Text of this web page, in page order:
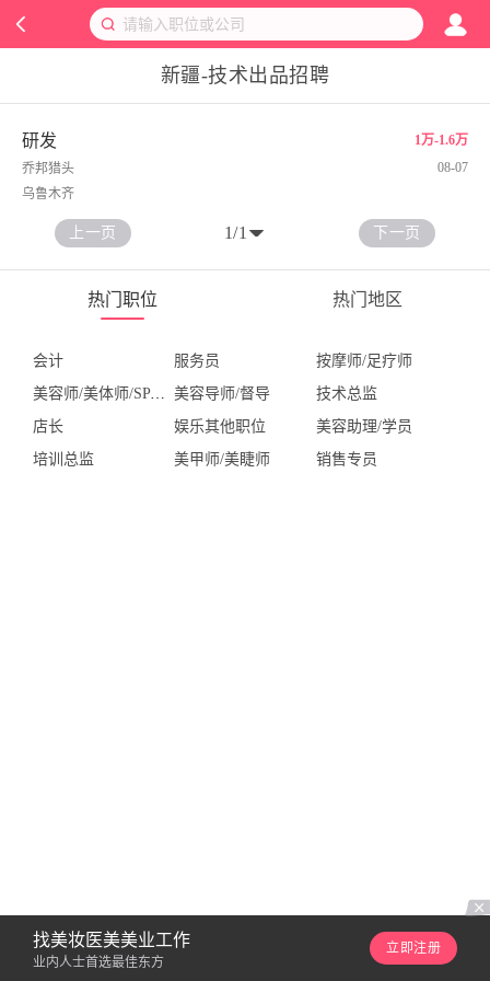
新疆-技术出品招聘
研发
1万-1.6万
乔邦猎头
08-07
乌鲁木齐
上一页 1/1 下一页
热门职位 热门地区
会计 服务员
按摩师/足疗师
美容师/美体师/SPA技师
美容导师/督导
技术总监
店长
娱乐其他职位
美容助理/学员
培训总监
美甲师/美睫师 销售专员
找美妆医美美业工作
业内人士首选最佳东方
立即注册